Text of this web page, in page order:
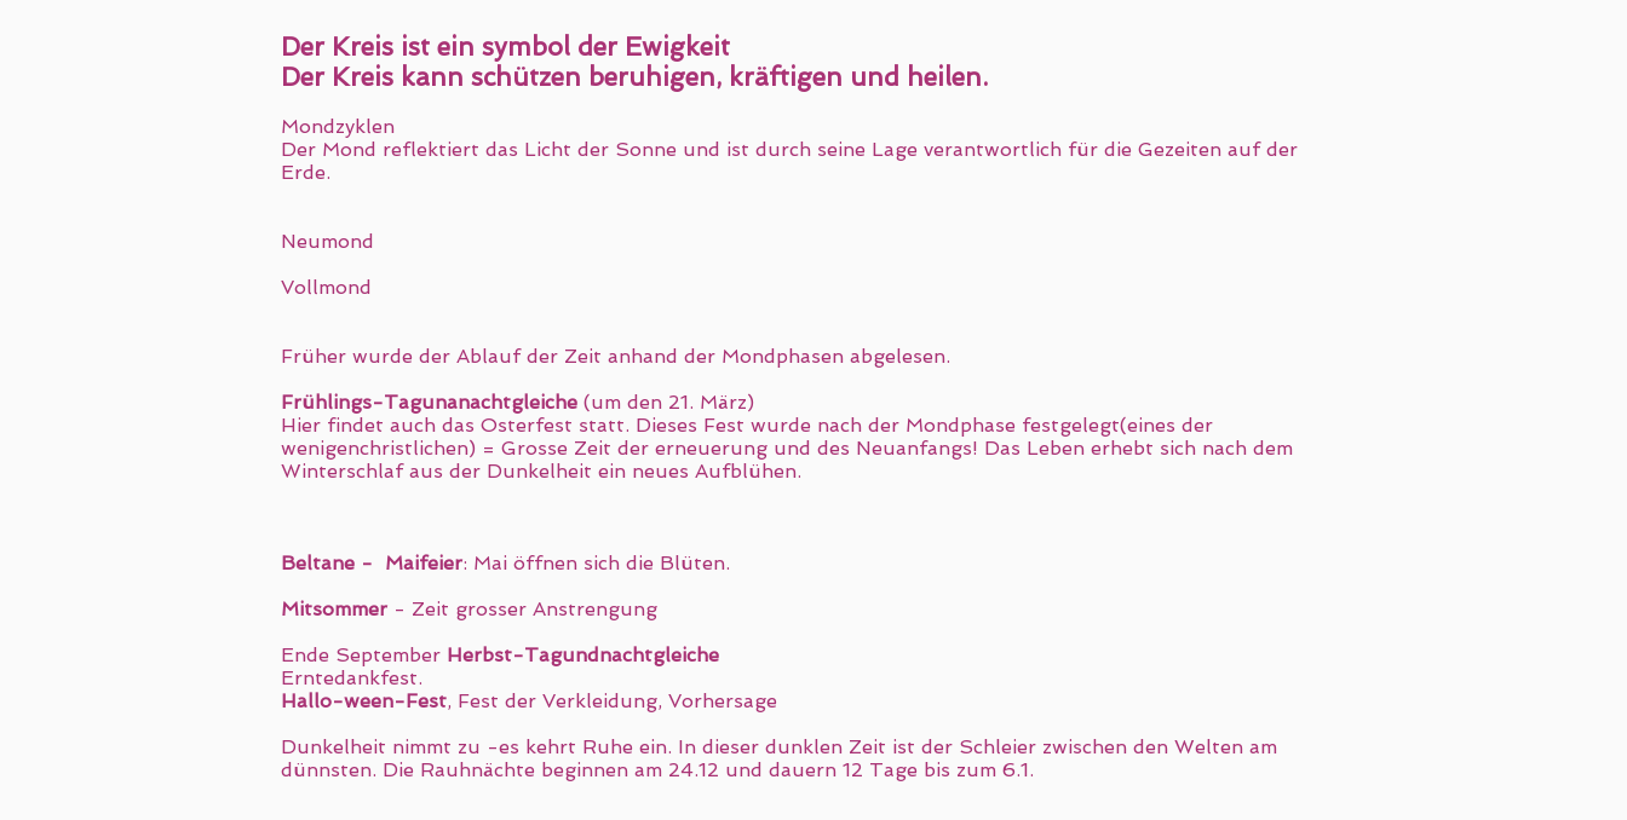
Der Kreis ist ein symbol der Ewigkeit
Der Kreis kann schützen beruhigen, kräftigen und heilen.
Mondzyklen
Der Mond reflektiert das Licht der Sonne und ist durch seine Lage verantwortlich für die Gezeiten auf der
Erde.
Neumond
Vollmond
Früher wurde der Ablauf der Zeit anhand der Mondphasen abgelesen.
Frühlings-Tagunanachtgleiche (um den 21. März)
Hier findet auch das Osterfest statt. Dieses Fest wurde nach der Mondphase festgelegt(eines der
wenigenchristlichen) = Grosse Zeit der erneuerung und des Neuanfangs! Das Leben erhebt sich nach dem
Winterschlaf aus der Dunkelheit ein neues Aufblühen.
Beltane - Maifeier: Mai öffnen sich die Blüten.
Mitsommer - Zeit grosser Anstrengung
Ende September Herbst-Tagundnachtgleiche
Erntedankfest.
Hallo-ween-Fest, Fest der Verkleidung, Vorhersage
Dunkelheit nimmt zu -es kehrt Ruhe ein. In dieser dunklen Zeit ist der Schleier zwischen den Welten am
dünnsten. Die Rauhnächte beginnen am 24.12 und dauern 12 Tage bis zum 6.1.